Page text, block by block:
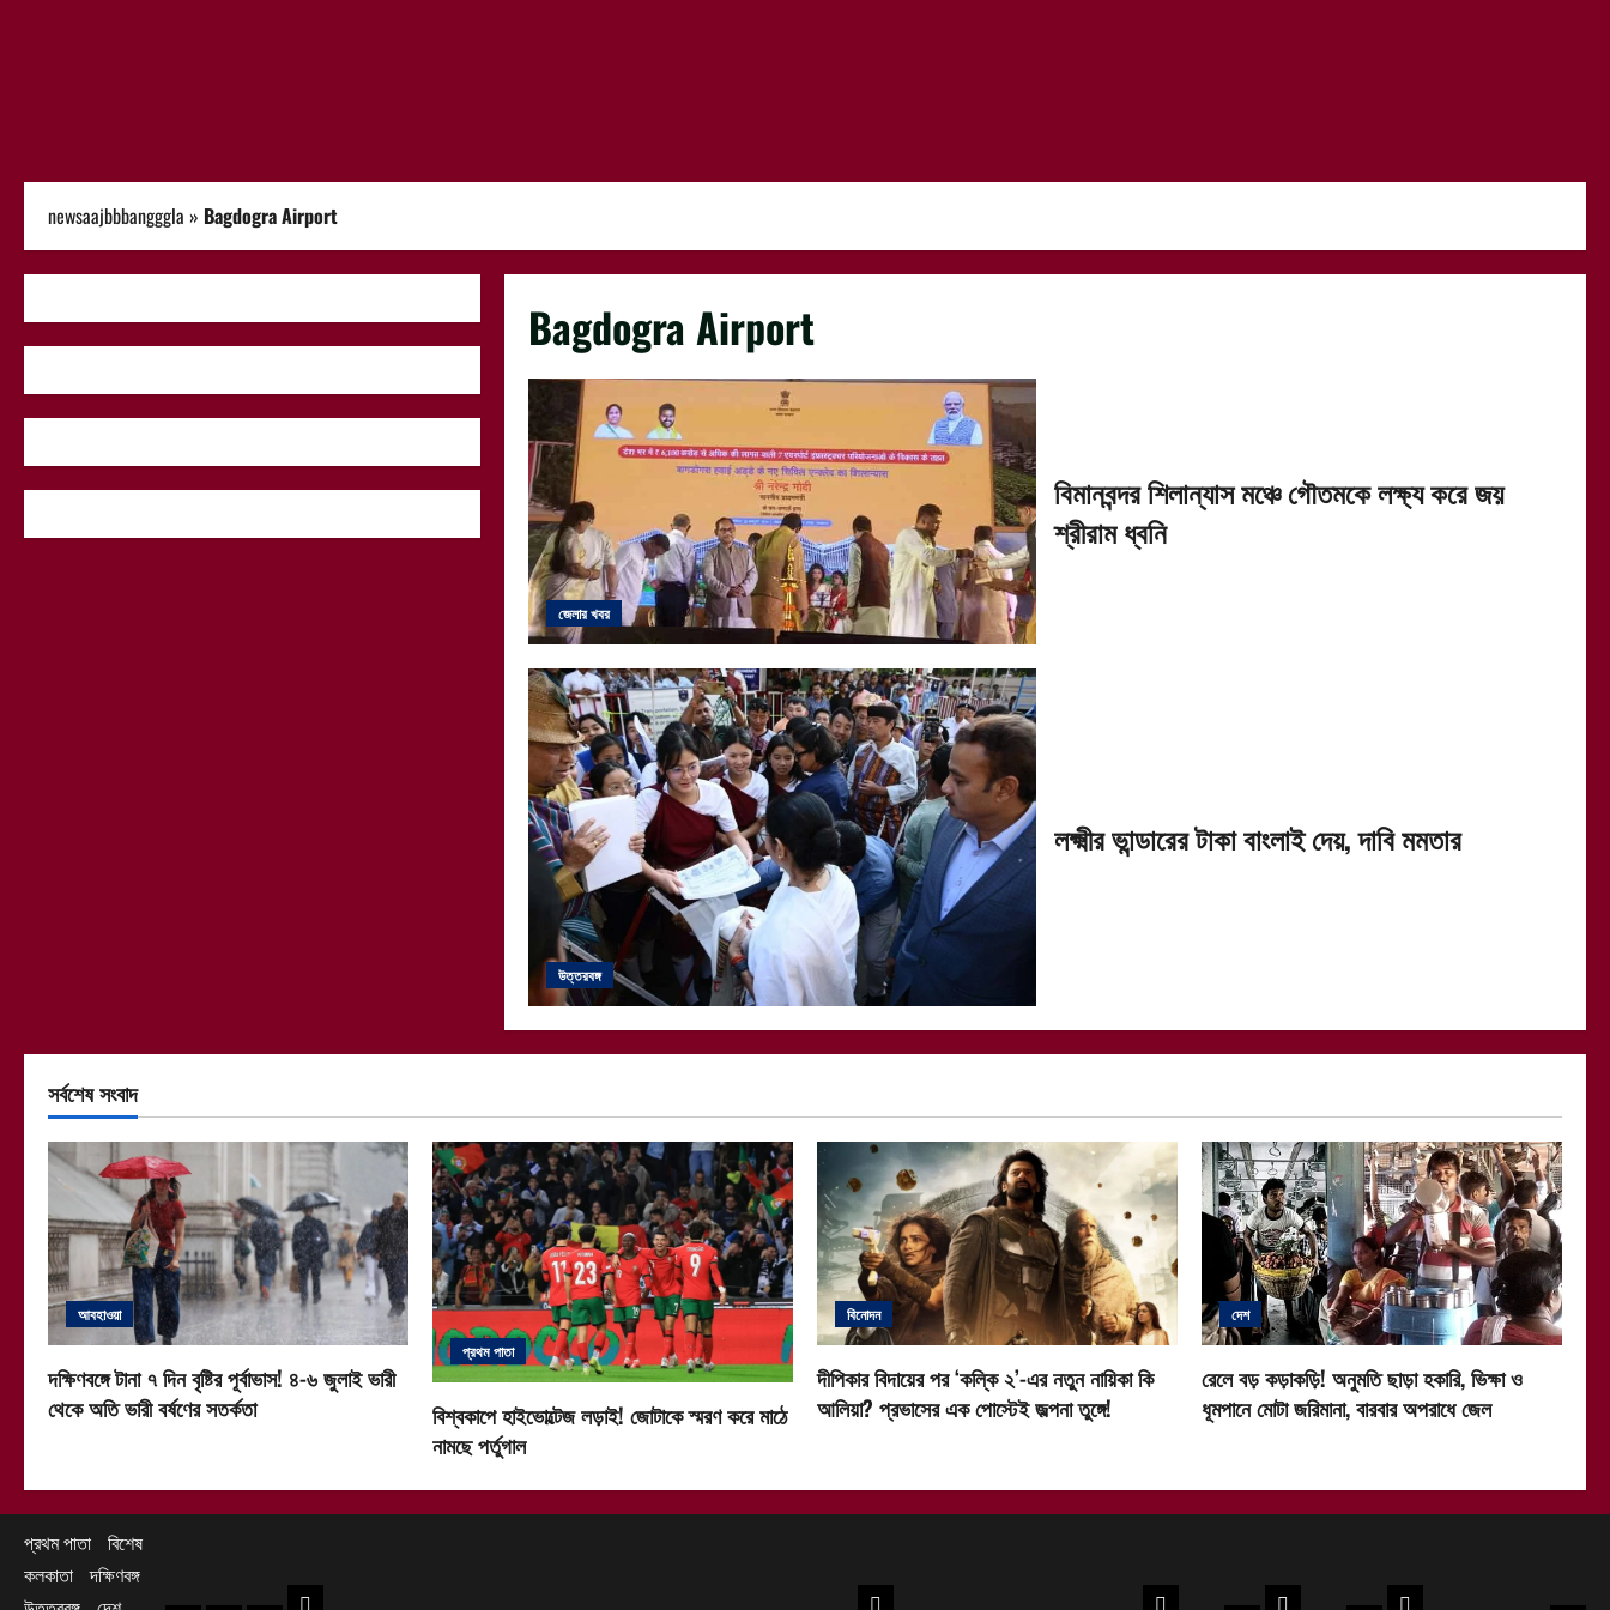
newsaajbbbangggla » Bagdogra Airport
Bagdogra Airport
জেলার খবর
বিমানবন্দর শিলান্যাস মঞ্চে গৌতমকে লক্ষ্য করে জয়
শ্রীরাম ধ্বনি
উত্তরবঙ্গ
লক্ষ্মীর ভান্ডারের টাকা বাংলাই দেয়, দাবি মমতার
সর্বশেষ সংবাদ
আবহাওয়া
দক্ষিণবঙ্গে টানা ৭ দিন বৃষ্টির পূর্বাভাস! ৪-৬ জুলাই ভারী
থেকে অতি ভারী বর্ষণের সতর্কতা
প্রথম পাতা
বিশ্বকাপে হাইভোল্টেজ লড়াই! জোটাকে স্মরণ করে মাঠে
নামছে পর্তুগাল
বিনোদন
দীপিকার বিদায়ের পর ‘কল্কি ২’-এর নতুন নায়িকা কি
আলিয়া? প্রভাসের এক পোস্টেই জল্পনা তুঙ্গে!
দেশ
রেলে বড় কড়াকড়ি! অনুমতি ছাড়া হকারি, ভিক্ষা ও
ধূমপানে মোটা জরিমানা, বারবার অপরাধে জেল
প্রথম পাতা বিশেষ
কলকাতা দক্ষিণবঙ্গ
দক্ষিণবঙ্গ উত্তরবঙ্গ
দেশ
খেলা
রাশিফল